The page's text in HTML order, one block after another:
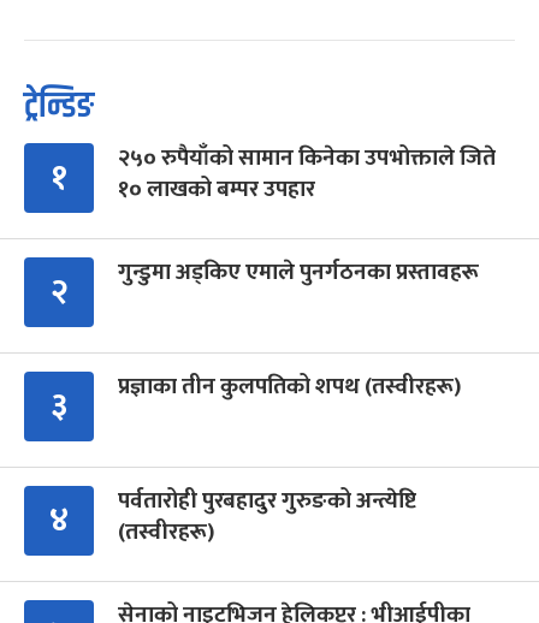
ट्रेन्डिङ
१
२५० रुपैयाँको सामान किनेका उपभोक्ताले जिते
१० लाखको बम्पर उपहार
२ गुन्डुमा अड्किए एमाले पुनर्गठनका प्रस्तावहरू
३ प्रज्ञाका तीन कुलपतिको शपथ (तस्वीरहरू)
४
पर्वतारोही पुरबहादुर गुरुङको अन्त्येष्टि
(तस्वीरहरू)